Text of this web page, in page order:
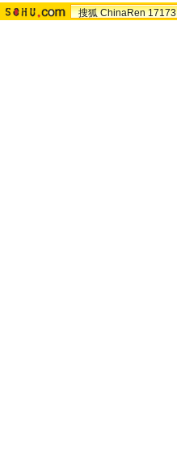
搜狐 ChinaRen 17173